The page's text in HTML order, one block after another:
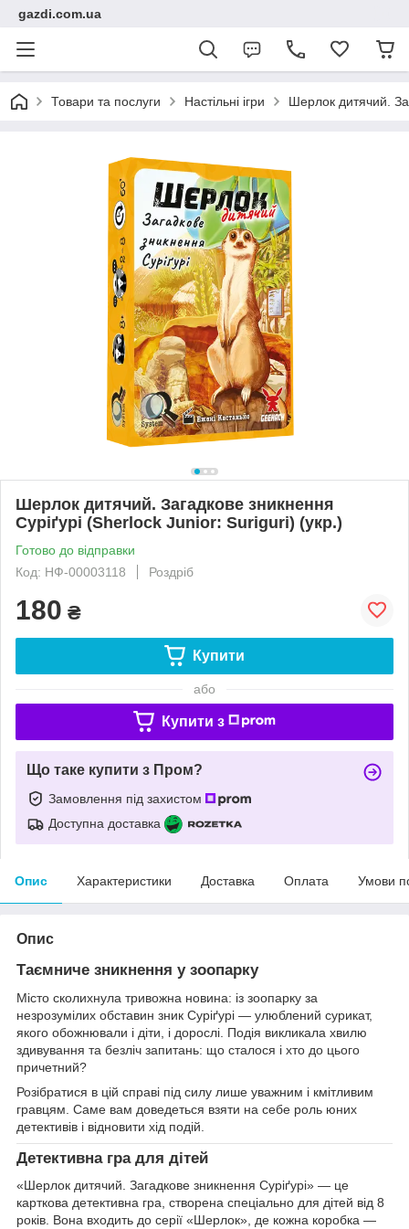
gazdi.com.ua
Товари та послуги Настільні ігри Шерлок дитячий.
Шерлок дитячий. Загадкове зникнення
Суріґурі (Sherlock Junior: Suriguri) (укр.)
Готово до відправки
Код: НФ-00003118
Роздріб
180 ₴
Купити
або
Купити з
Що таке купити з Пром?
Замовлення під захистом
Доступна доставка
Опис Характеристики Доставка Оплата Умови
Опис
Таємниче зникнення у зоопарку
Місто сколихнула тривожна новина: із зоопарку за
незрозумілих обставин зник Суріґурі — улюблений сурикат,
якого обожнювали і діти, і дорослі. Подія викликала хвилю
здивування та безліч запитань: що сталося і хто до цього
причетний?
Розібратися в цій справі під силу лише уважним і кмітливим
гравцям. Саме вам доведеться взяти на себе роль юних
детективів і відновити хід подій.
Детективна гра для дітей
«Шерлок дитячий. Загадкове зникнення Суріґурі» — це
карткова детективна гра, створена спеціально для дітей від 8
років. Вона входить до серії «Шерлок», де кожна коробка —